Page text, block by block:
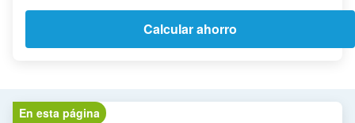
Calcular ahorro
En esta página